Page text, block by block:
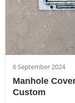
6 September 2024
Manhole
Custom